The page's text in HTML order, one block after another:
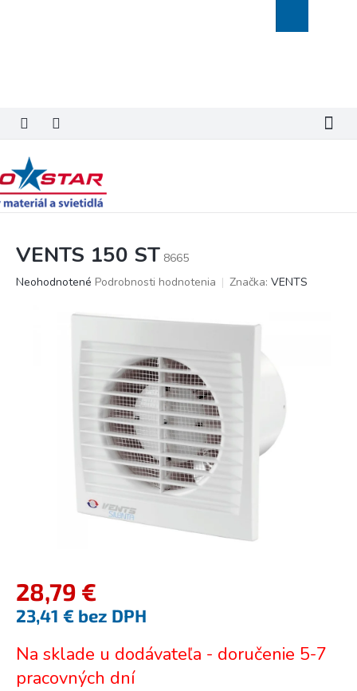
košík
VENTS 150 ST 8665
Priemerné
Neohodnotené Podrobnosti hodnotenia Značka: VENTS
28,79 €
23,41 € bez DPH
cena:
Na sklade u dodávateľa - doručenie 5-7
pracovných dní